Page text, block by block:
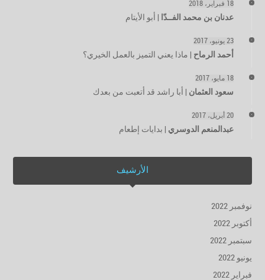
18 فبراير، 2018
عدنان بن محمد الفــدّا أبو الأيتام
23 يونيو، 2017
أحمد الرماح ماذا يعني التميز بالعمل الخيري؟
18 مايو، 2017
سعود العثمان أبا راشد قد أتعبت من بعدك
20 أبريل، 2017
عبدالمنعم الدوسري بدايات إطعام
الأرشيف
نوفمبر 2022
أكتوبر 2022
سبتمبر 2022
يونيو 2022
فبراير 2022